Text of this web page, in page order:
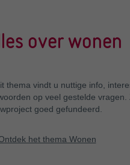
over wonen
thema vindt u nuttige info,
op veel gestelde vragen.
goed gefundeerd.
het thema Wonen